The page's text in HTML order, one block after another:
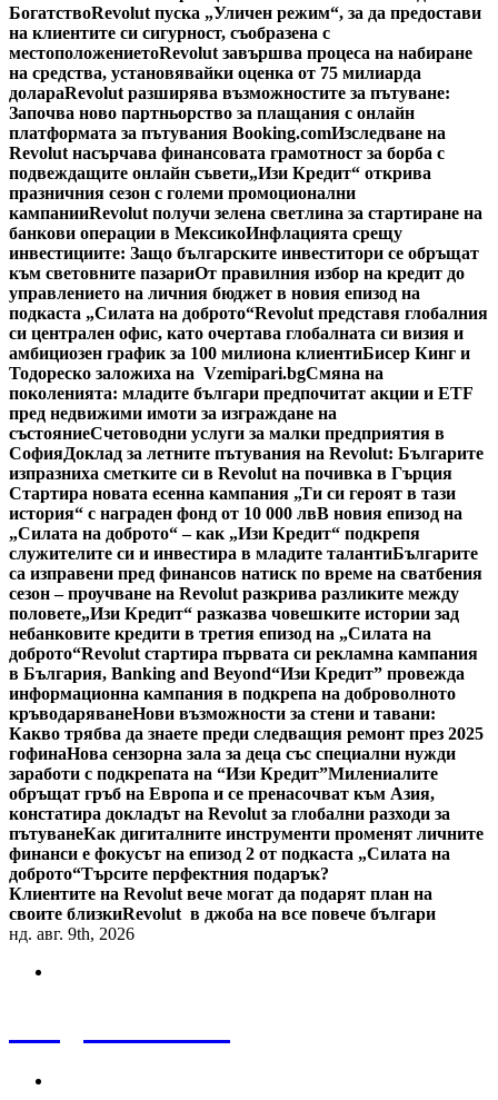
БогатствоRevolut пуска „Уличен режим“, за да предостави
на клиентите си сигурност, съобразена с
местоположениетоRevolut завършва процеса на набиране
на средства, установявайки оценка от 75 милиарда
долараRevolut разширява възможностите за пътуване:
Започва ново партньорство за плащания с онлайн
платформата за пътувания Booking.comИзследване на
Revolut насърчава финансовата грамотност за борба с
подвеждащите онлайн съвети„Изи Кредит“ открива
празничния сезон с големи промоционални
кампанииRevolut получи зелена светлина за стартиране на
банкови операции в МексикоИнфлацията срещу
инвестициите: Защо българските инвеститори се обръщат
към световните пазариОт правилния избор на кредит до
управлението на личния бюджет в новия епизод на
подкаста „Силата на доброто“Revolut представя глобалния
си централен офис, като очертава глобалната си визия и
амбициозен график за 100 милиона клиентиБисер Кинг и
Тодореско заложиха на Vzemipari.bgСмяна на
поколенията: младите българи предпочитат акции и ETF
пред недвижими имоти за изграждане на
състояниеСчетоводни услуги за малки предприятия в
СофияДоклад за летните пътувания на Revolut: Българите
изпразниха сметките си в Revolut на почивка в Гърция
Стартира новата есенна кампания „Ти си героят в тази
история“ с награден фонд от 10 000 лвВ новия епизод на
„Силата на доброто“ – как „Изи Кредит“ подкрепя
служителите си и инвестира в младите талантиБългарите
са изправени пред финансов натиск по време на сватбения
сезон – проучване на Revolut разкрива разликите между
половете„Изи Кредит“ разказва човешките истории зад
небанковите кредити в третия епизод на „Силата на
доброто“Revolut стартира първата си рекламна кампания
в България, Banking and Beyond“Изи Кредит” провежда
информационна кампания в подкрепа на доброволното
кръводаряванеНови възможности за стени и тавани:
Какво трябва да знаете преди следващия ремонт през 2025
гофинаНова сензорна зала за деца със специални нужди
заработи с подкрепата на “Изи Кредит”Милениалите
обръщат гръб на Европа и се пренасочват към Азия,
констатира докладът на Revolut за глобални разходи за
пътуванеКак дигиталните инструменти променят личните
финанси е фокусът на епизод 2 от подкаста „Силата на
доброто“Търсите перфектния подарък?
Клиентите на Revolut вече могат да подарят план на
своите близкиRevolut в джоба на все повече българи
нд. авг. 9th, 2026